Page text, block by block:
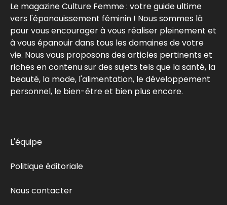
Le magazine Culture Femme : votre guide ultime
vers l'épanouissement féminin ! Nous sommes là
pour vous encourager à vous réaliser pleinement et
à vous épanouir dans tous les domaines de votre
vie. Nous vous proposons des articles pertinents et
riches en contenu sur des sujets tels que la santé, la
beauté, la mode, l'alimentation, le développement
personnel, le bien-être et bien plus encore.
L'équipe
Politique éditoriale
Nous contacter